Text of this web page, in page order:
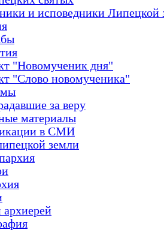
и исповедники Липецкой
"Новомученик дня"
"Слово новомученика"
за веру
материалы
в СМИ
земли